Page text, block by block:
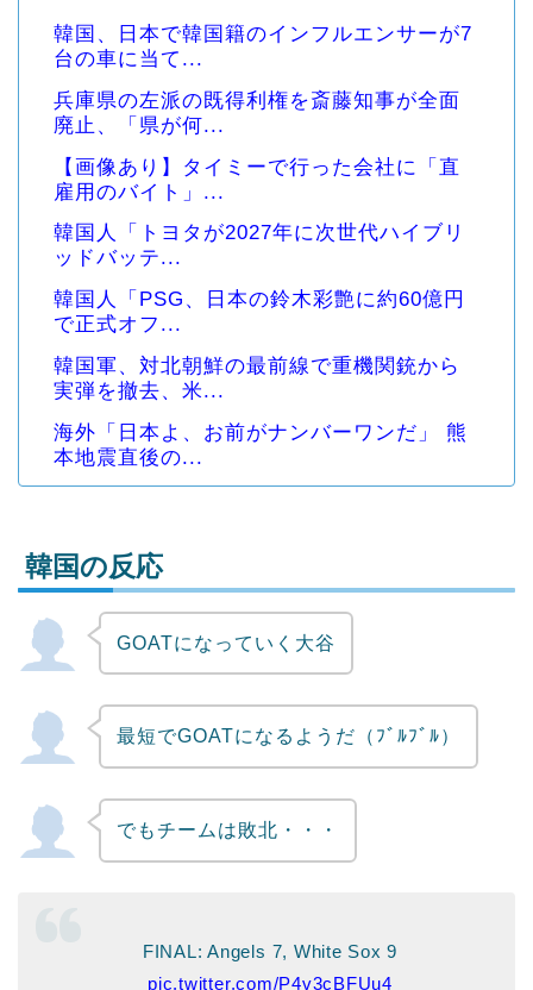
韓国、日本で韓国籍のインフルエンサーが7
台の車に当て...
兵庫県の左派の既得利権を斎藤知事が全面
廃止、「県が何...
【画像あり】タイミーで行った会社に「直
雇用のバイト」...
韓国人「トヨタが2027年に次世代ハイブリ
ッドバッテ...
韓国人「PSG、日本の鈴木彩艶に約60億円
で正式オフ...
韓国軍、対北朝鮮の最前線で重機関銃から
実弾を撤去、米...
海外「日本よ、お前がナンバーワンだ」 熊
本地震直後の...
Powered by livedoor 相互RSS
韓国の反応
GOATになっていく大谷
最短でGOATになるようだ（ﾌﾞﾙﾌﾞﾙ）
でもチームは敗北・・・
FINAL: Angels 7, White Sox 9
pic.twitter.com/P4v3cBFUu4